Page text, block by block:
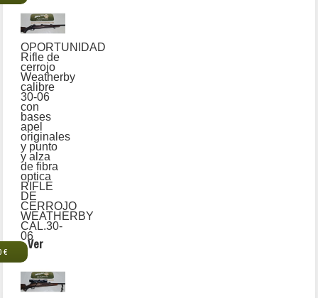
OPORTUNIDAD
Rifle de
cerrojo
Weatherby
calibre
30-06
con
bases
apel
originales
y punto
y alza
de fibra
optica
RIFLE
DE
CERROJO
WEATHERBY
CAL.30-
06
€
Ver